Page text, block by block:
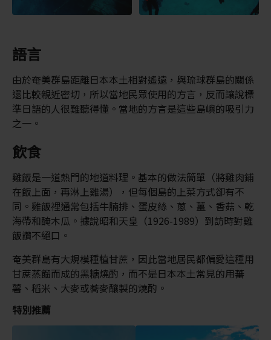
語言
由於奄美群島距離日本本土相對遙遠，與琉球群島的關係
還比較親近密切，所以當地民眾使用的方言，反而讓說標
準日語的人很難聽得懂。當地的方言是這些島嶼的吸引力
之一。
飲食
雞飯是一道熱門的地道料理。基本的做法簡單（將雞肉鋪
在飯上面，再淋上雞湯），但每個島的上菜方式卻有不
同。雞飯裡通常包括牛腩排、蛋皮絲、蔥、薑、香菇、乾
海帶和醃木瓜。據說昭和天皇（1926-1989）到訪時對雞
飯讚不絕口。
奄美群島有大規模種植甘蔗，因此當地居民都偏愛這種用
甘蔗蒸餾而成的黑糖燒酌，而不是日本本土常見的用蕃
薯、稻米、大麥或蕎麥釀製的燒酌。
特別推薦